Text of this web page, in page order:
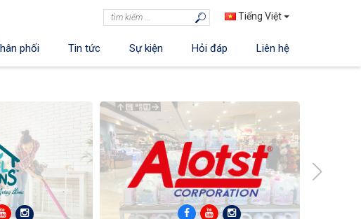
Tiếng Việt
phối Tin tức Sự kiện Hỏi đáp Liên hệ